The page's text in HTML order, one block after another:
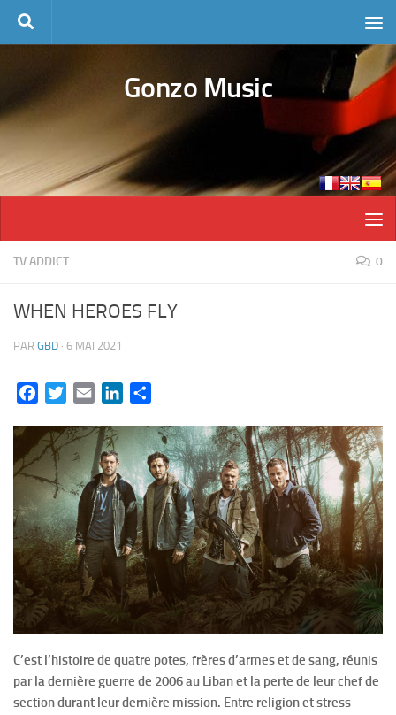
Skip to content
Gonzo Music
TV ADDICT 0
WHEN HEROES FLY
PAR GBD · 6 MAI 2021
FacebookTwitterEmail LinkedIn
C’est l’histoire de quatre potes, frères d’armes et de sang, réunis
par la dernière guerre de 2006 au Liban et la perte de leur chef de
section durant leur dernière mission. Entre religion et stress